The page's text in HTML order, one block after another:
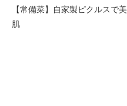
【常備菜】自家製ピクルスで美
肌